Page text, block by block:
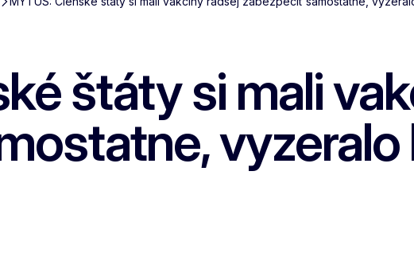
štáty si mali
vyzeralo